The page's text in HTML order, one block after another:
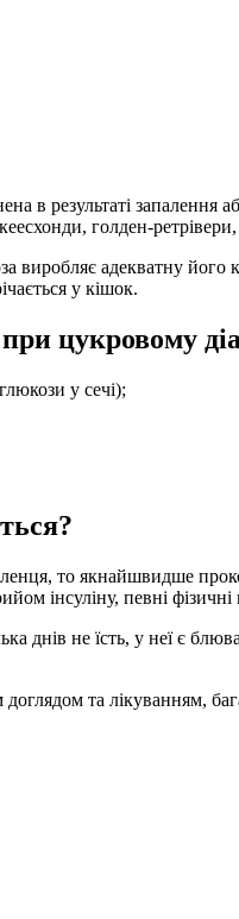
в результаті запалення
голден-ретрівери,
виробляє адекватну
у кішок.
цукровому
у сечі);
то якнайшвидше
інсуліну, певні
днів не їсть, у неї є
та лікуванням,